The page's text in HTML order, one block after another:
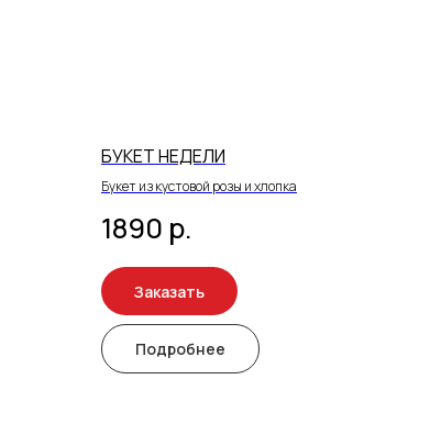
БУКЕТ НЕДЕЛИ
Букет из кустовой розы и хлопка
1890 р.
Заказать
Подробнее